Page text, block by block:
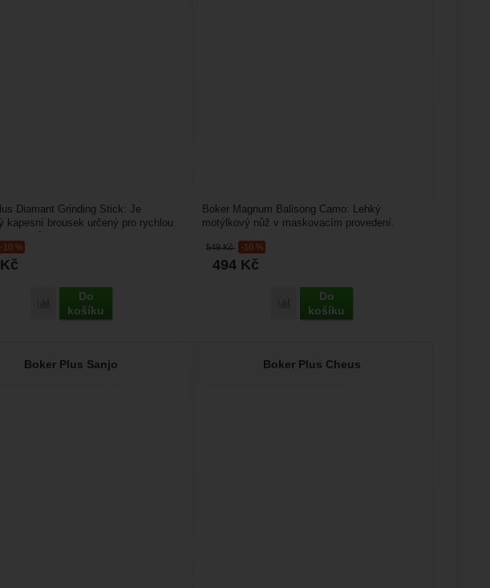
k porovnání
-10 %
Kč
Přidat 'Boker Plus Diamant Grinding Stick' k porovnání
Do
košíku
Diamant Grinding Stick: Je
kapesní brousek určený pro rychlou
549Kč -10 %
494 Kč
Přidat 'Boker Magnum Balisong Camo' k
Do
košíku
Boker Magnum Balisong Camo: Lehký
motýlkový nůž v maskovacím provedení.
Boker Plus Sanjo Boker Plus Cheus